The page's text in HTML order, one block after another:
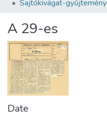
Statistics
About us
Sajtókivágat-gyűjtemény
A 29-es
Date